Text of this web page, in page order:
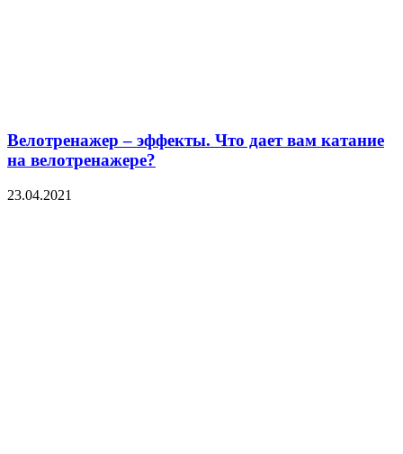
Велотренажер – эффекты. Что дает вам катание
на велотренажере?
23.04.2021